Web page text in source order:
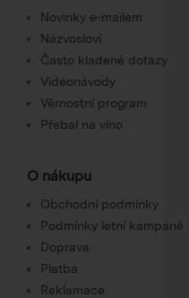
Novinky e-mailem
Názvosloví
Často kladené dotazy
Videonávody
Věrnostní program
Přebal na víno
O nákupu
Obchodní podmínky
Podmínky letní kampaně
Doprava
Platba
Reklamace